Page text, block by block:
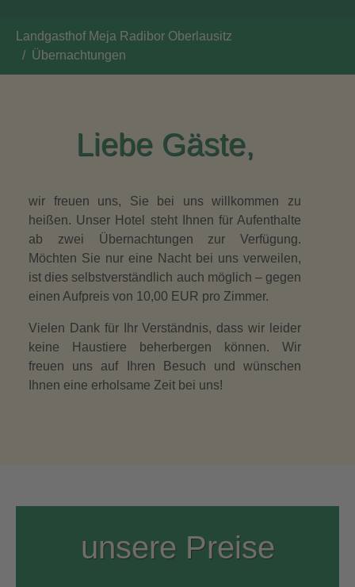
Landgasthof Meja Radibor Oberlausitz
Übernachtungen
Liebe Gäste,
wir freuen uns, Sie bei uns willkommen zu
heißen. Unser Hotel steht Ihnen für Aufenthalte
ab zwei Übernachtungen zur Verfügung.
Möchten Sie nur eine Nacht bei uns verweilen,
ist dies selbstverständlich auch möglich – gegen
einen Aufpreis von 10,00 EUR pro Zimmer.
Vielen Dank für Ihr Verständnis, dass wir leider
keine Haustiere beherbergen können. Wir
freuen uns auf Ihren Besuch und wünschen
Ihnen eine erholsame Zeit bei uns!
unsere Preise